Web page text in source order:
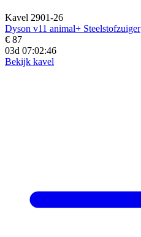
Kavel 2901-26
Dyson v11 animal+ Steelstofzuiger
€ 87
03d 07:02:44
Bekijk kavel